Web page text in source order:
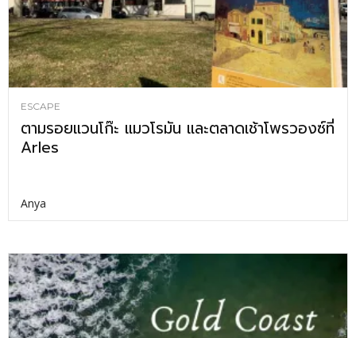
ESCAPE
ตามรอยแวนโก๊ะ แมวโรมัน และตลาดเช้าโพรวองซ์ที่
Arles
Anya